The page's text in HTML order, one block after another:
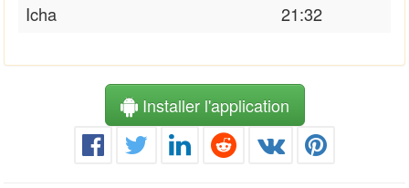
Icha
21:32
Installer l'application